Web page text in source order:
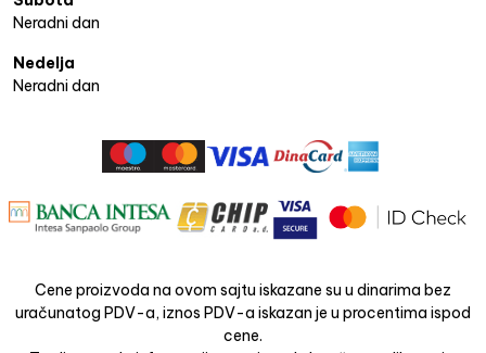
Neradni dan
Nedelja
Neradni dan
Cene proizvoda na ovom sajtu iskazane su u dinarima bez
uračunatog PDV-a, iznos PDV-a iskazan je u procentima ispod
cene.